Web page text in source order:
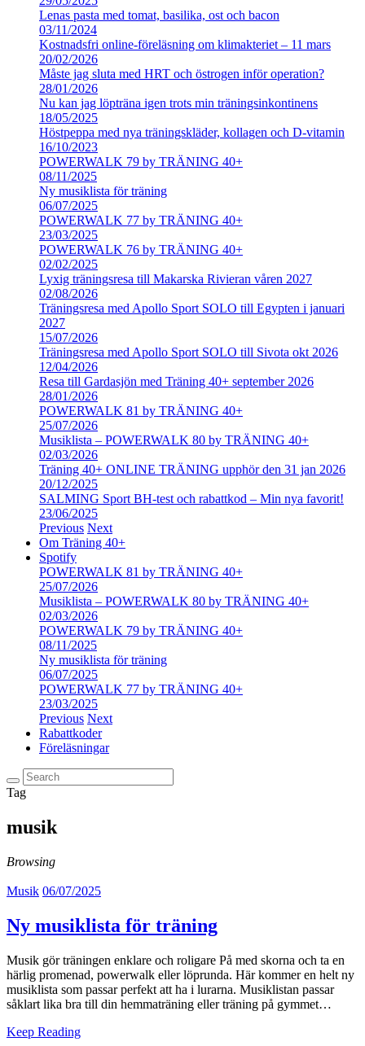
Lenas pasta med tomat, basilika, ost och bacon
03/11/2024
Kostnadsfri online-föreläsning om klimakteriet – 11 mars
20/02/2026
Måste jag sluta med HRT och östrogen inför operation?
28/01/2026
Nu kan jag löpträna igen trots min träningsinkontinens
18/05/2025
Höstpeppa med nya träningskläder, kollagen och D-vitamin
16/10/2023
POWERWALK 79 by TRÄNING 40+
08/11/2025
Ny musiklista för träning
06/07/2025
POWERWALK 77 by TRÄNING 40+
23/03/2025
POWERWALK 76 by TRÄNING 40+
02/02/2025
Lyxig träningsresa till Makarska Rivieran våren 2027
02/08/2026
Träningsresa med Apollo Sport SOLO till Egypten i januari
2027
15/07/2026
Träningsresa med Apollo Sport SOLO till Sivota okt 2026
12/04/2026
Resa till Gardasjön med Träning 40+ september 2026
28/01/2026
POWERWALK 81 by TRÄNING 40+
25/07/2026
Musiklista – POWERWALK 80 by TRÄNING 40+
02/03/2026
Träning 40+ ONLINE TRÄNING upphör den 31 jan 2026
20/12/2025
SALMING Sport BH-test och rabattkod – Min nya favorit!
23/06/2025
Previous Next
Om Träning 40+
Spotify
POWERWALK 81 by TRÄNING 40+
25/07/2026
Musiklista – POWERWALK 80 by TRÄNING 40+
02/03/2026
POWERWALK 79 by TRÄNING 40+
08/11/2025
Ny musiklista för träning
06/07/2025
POWERWALK 77 by TRÄNING 40+
23/03/2025
Previous Next
Rabattkoder
Föreläsningar
Tag
musik
Browsing
Musik 06/07/2025
Ny musiklista för träning
Musik gör träningen enklare och roligare På med skorna och ta en
härlig promenad, powerwalk eller löprunda. Här kommer en helt ny
musiklista som passar perfekt att ha i lurarna. Musiklistan passar
såklart lika bra till din hemmaträning eller träning på gymmet…
Keep Reading